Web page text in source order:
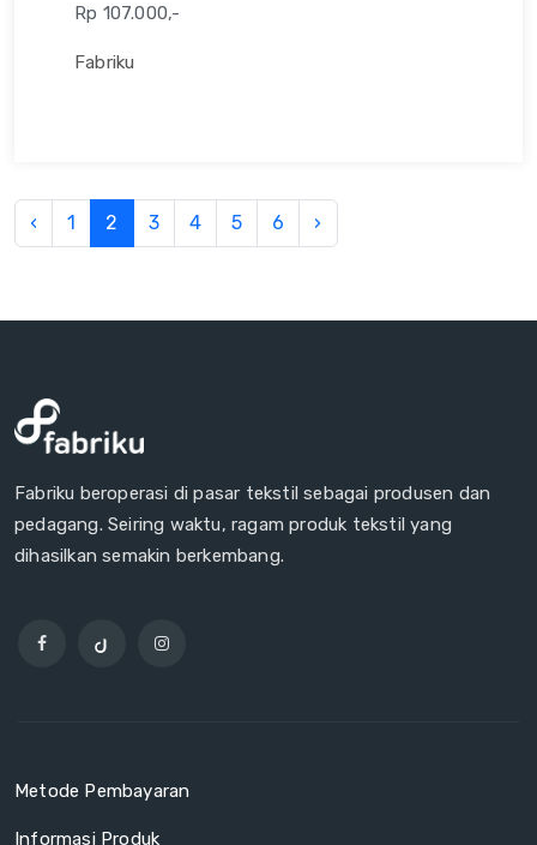
Rp 107.000,-
Fabriku
‹ 1 2 3 4 5 6 ›
Fabriku beroperasi di pasar tekstil sebagai produsen dan
pedagang. Seiring waktu, ragam produk tekstil yang
dihasilkan semakin berkembang.
Metode Pembayaran
Informasi Produk